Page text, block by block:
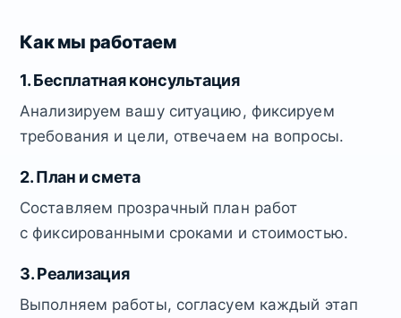
Как мы работаем
1. Бесплатная консультация
Анализируем вашу ситуацию, фиксируем
требования и цели, отвечаем на вопросы.
2. План и смета
Составляем прозрачный план работ
с фиксированными сроками и стоимостью.
3. Реализация
Выполняем работы, согласуем каждый этап